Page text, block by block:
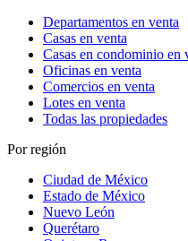
Departamentos en venta
Casas en venta
Casas en condominio en
Oficinas en venta
Comercios en venta
Lotes en venta
Todas las propiedades
Por región
Ciudad de México
Estado de México
Nuevo León
Querétaro